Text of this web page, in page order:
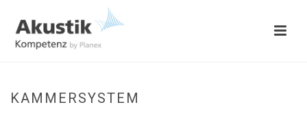
KAMMERSYSTEM